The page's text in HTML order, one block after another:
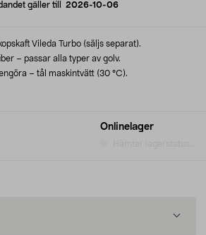
gäller till 2026-10-06
Onlinelager
Vileda Turbo (säljs separat).
– passar alla typer av golv.
– tål maskintvätt (30 °C).